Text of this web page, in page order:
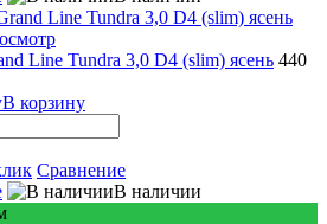
Line Tundra 3,0 D4 (slim) ясень 440
В корзину
Сравнение
В наличии